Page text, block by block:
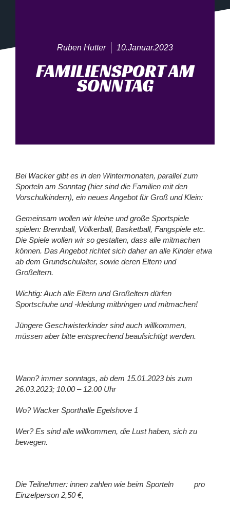
Ruben Hutter 10.Januar.2023
FAMILIENSPORT AM
SONNTAG
Bei Wacker gibt es in den Wintermonaten, parallel zum
Sporteln am Sonntag (hier sind die Familien mit den
Vorschulkindern), ein neues Angebot für Groß und Klein:
Gemeinsam wollen wir kleine und große Sportspiele
spielen: Brennball, Völkerball, Basketball, Fangspiele etc.
Die Spiele wollen wir so gestalten, dass alle mitmachen
können. Das Angebot richtet sich daher an alle Kinder etwa
ab dem Grundschulalter, sowie deren Eltern und
Großeltern.
Wichtig: Auch alle Eltern und Großeltern dürfen
Sportschuhe und -kleidung mitbringen und mitmachen!
Jüngere Geschwisterkinder sind auch willkommen,
müssen aber bitte entsprechend beaufsichtigt werden.
Wann? immer sonntags, ab dem 15.01.2023 bis zum
26.03.2023; 10.00 – 12.00 Uhr
Wo? Wacker Sporthalle Egelshove 1
Wer? Es sind alle willkommen, die Lust haben, sich zu
bewegen.
Die Teilnehmer: innen zahlen wie beim Sporteln
pro
Einzelperson 2,50 €,